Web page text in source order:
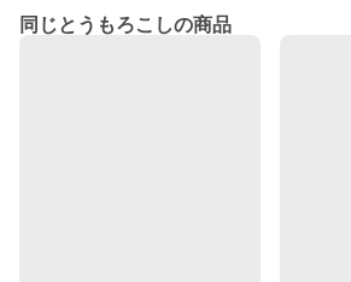
同じとうもろこしの商品